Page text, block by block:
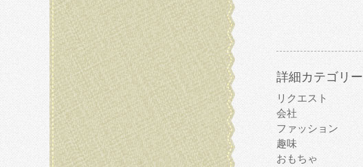
詳細カテゴリー
リクエスト
会社
ファッション
趣味
おもちゃ